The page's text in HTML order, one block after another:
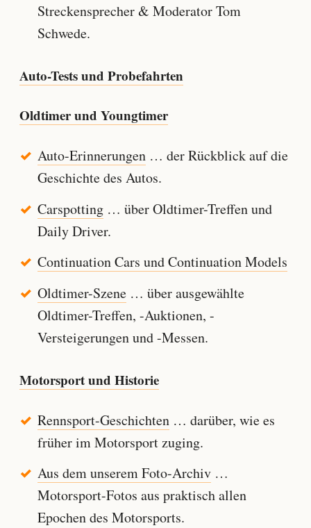
Streckensprecher & Moderator Tom
Schwede.
Auto-Tests und Probefahrten
Oldtimer und Youngtimer
Auto-Erinnerungen… der Rückblick auf die
Geschichte des Autos.
Carspotting… über Oldtimer-Treffen und
Daily Driver.
Continuation Cars und Continuation Models
Oldtimer-Szene… über ausgewählte
Oldtimer-Treffen, -Auktionen, -
Versteigerungen und -Messen.
Motorsport und Historie
Rennsport-Geschichten… darüber, wie es
früher im Motorsport zuging.
Aus dem unserem Foto-Archiv…
Motorsport-Fotos aus praktisch allen
Epochen des Motorsports.